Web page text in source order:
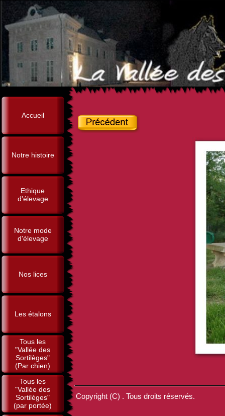
Accueil
Notre histoire
Ethique
d'élevage
Notre mode
d'élevage
Nos lices
Les étalons
Tous les
"Vallée des
Sortilèges"
(Par chien)
Tous les
"Vallée des
Sortilèges"
(par portée)
Copyright (C) . Tous droits réservés.